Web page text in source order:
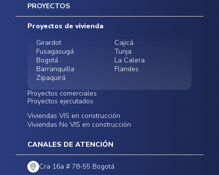
Inicio
Mapa del sitio
Postventas
Contratación Directa
Noticias
PROYECTOS
Proyectos de vivienda
Girardot
Cajicá
Fusagasugá
Tunja
Bogotá
La Calera
Barranquilla
Flandes
Zipaquirá
Proyectos comerciales
Funza
Infinitum Zentral
Bodegas - ALMAX
Centro Comercial
Proyectos ejecutados
Conoce nuestros
proyectos ejecutados
Viviendas VIS en construcción
Viviendas No VIS en construcción
CANALES DE ATENCIÓN
Cra 16a # 78-55 Bogotá